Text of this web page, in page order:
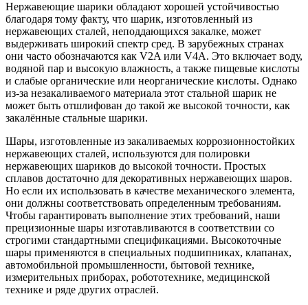
Нержавеющие шарики обладают хорошей устойчивостью
благодаря тому факту, что шарик, изготовленный из
нержавеющих сталей, неподдающихся закалке, может
выдерживать широкий спектр сред. В зарубежных странах
они часто обозначаются как V2A или V4A. Это включает воду,
водяной пар и высокую влажность, а также пищевые кислоты
и слабые органические или неорганические кислоты. Однако
из-за незакаливаемого материала этот стальной шарик не
может быть отшлифован до такой же высокой точности, как
закалённые стальные шарики.
Шары, изготовленные из закаливаемых коррозионностойких
нержавеющих сталей, используются для полировки
нержавеющих шариков до высокой точности. Простых
сплавов достаточно для декоративных нержавеющих шаров.
Но если их использовать в качестве механического элемента,
они должны соответствовать определенным требованиям.
Чтобы гарантировать выполнение этих требований, наши
прецизионные шары изготавливаются в соответствии со
строгими стандартными спецификациями. Высокоточные
шары применяются в специальных подшипниках, клапанах,
автомобильной промышленности, бытовой технике,
измерительных приборах, робототехнике, медицинской
технике и ряде других отраслей.